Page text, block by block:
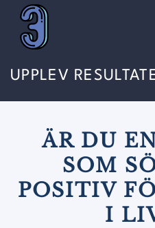
UPPLEV
ÄR DU
SOM
POSITIV
I